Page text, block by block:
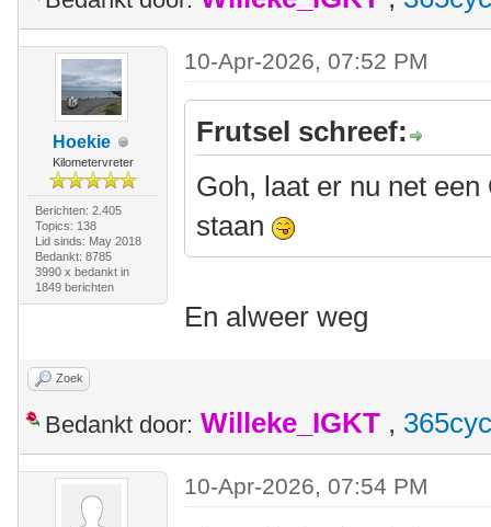
Hoekie
Kilometervreter
Berichten: 2.405
Topics: 138
Lid sinds: May 2018
Bedankt: 8785
3990 x bedankt in
1849 berichten
10-Apr-2026, 07:52 PM
Frutsel schreef:
Goh, laat er nu net
staan
En alweer weg
Zoek
Bedankt door: Willeke_IGKT ,
10-Apr-2026, 07:54 PM